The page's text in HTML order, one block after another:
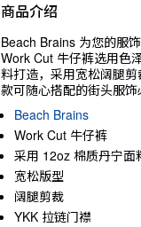
商品介绍
Beach Brains 为您的服
Work Cut 牛仔裤选用色
料打造，采用宽松阔腿
款可随心搭配的街头服饰
Beach Brains
Work Cut 牛仔裤
采用 12oz 棉质丹宁面
宽松版型
阔腿剪裁
YKK 拉链门襟